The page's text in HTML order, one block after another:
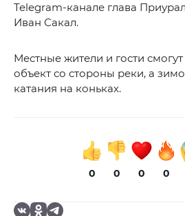
Telegram-канале глава
Иван Сакал.
Местные жители и гости
объект со стороны реки, а
катания на коньках.
0 0 0 0